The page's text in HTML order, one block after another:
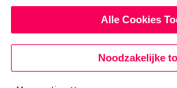
Alle Cookies
Noodzakelijke